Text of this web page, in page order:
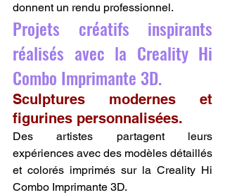
donnent un rendu professionnel.
Projets créatifs inspirants
réalisés avec la Creality Hi
Combo Imprimante 3D.
Sculptures modernes et
figurines personnalisées.
Des artistes partagent leurs
expériences avec des modèles détaillés
et colorés imprimés sur la Creality Hi
Combo Imprimante 3D.